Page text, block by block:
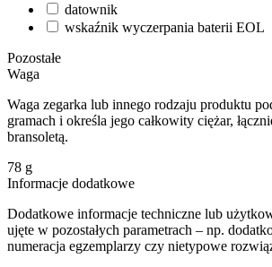
datownik
wskaźnik wyczerpania baterii EOL
Pozostałe
Waga
Waga zegarka lub innego rodzaju produktu
gramach i określa jego całkowity ciężar,
bransoletą.
78 g
Informacje dodatkowe
Dodatkowe informacje techniczne lub
ujęte w pozostałych parametrach – np.
numeracja egzemplarzy czy nietypowe